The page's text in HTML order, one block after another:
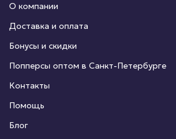
О компании
Доставка и оплата
Бонусы и скидки
Попперсы оптом в Санкт-Петербурге
Контакты
Помощь
Блог